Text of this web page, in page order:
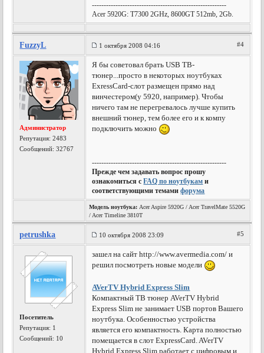
---------------------------------------------------------
Acer 5920G: T7300 2GHz, 8600GT 512mb, 2Gb.
FuzzyL 1 октября 2008 04:16 #4
Администратор
Репутация:2483
Сообщений: 32767
Я бы советовал брать USB ТВ-
тюнер...просто в некоторых ноутбуках
ExressCard-слот размещен прямо над
винчестером(у 5920, например). Чтобы
ничего там не перегревалось лучше купить
внешний тюнер, тем более его и к компу
подключить можно
---------------------------------------------------------
Прежде чем задавать вопрос прошу
ознакомиться сFAQ по ноутбукам и
соответствующими темамифорума
Модель ноутбука: Acer Aspire 5920G / Acer TravelMate 5520G
/ Acer Timeline 3810T
petrushka 10 октября 2008 23:09 #5
Посетитель
Репутация: 1
Сообщений: 10
зашел на сайт http://www.avermedia.com/ и
решил посмотреть новые модели
AVerTV Hybrid Express Slim
Компактный ТВ тюнер AVerTV Hybrid
Express Slim не занимает USB портов Вашего
ноутбука. Особенностью устройства
является его компактность. Карта полностью
помещается в слот ExpressCard. AVerTV
Hybrid Express Slim работает с цифровым и